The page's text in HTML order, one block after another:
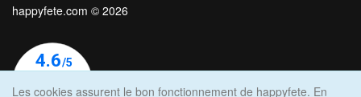
happyfete.com © 2026
Les cookies assurent le bon fonctionnement de happyfete. En